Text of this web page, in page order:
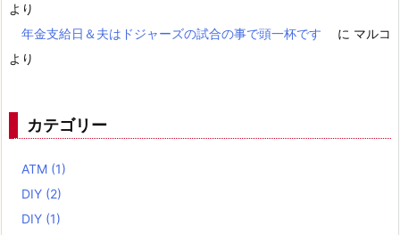
より
年金支給日＆夫はドジャーズの試合の事で頭一杯です
に マルコ
より
カテゴリー
ATM (1)
DIY (2)
DIY (1)